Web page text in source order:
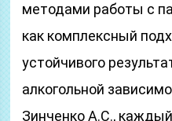
методами работы с
как комплексный
устойчивого
алкогольной
Зинченко А.С.,